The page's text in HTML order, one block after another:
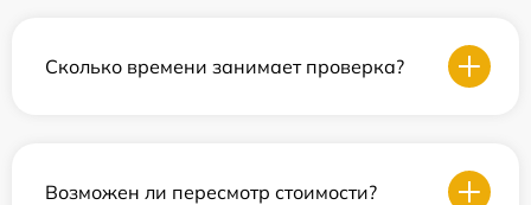
Сколько времени занимает проверка?
Возможен ли пересмотр стоимости?